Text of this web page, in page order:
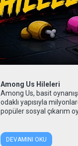
Among Us Hileleri
Among Us, basit
odaklı yapısıyla
popüler sosyal çıkarım
DEVAMINI OKU